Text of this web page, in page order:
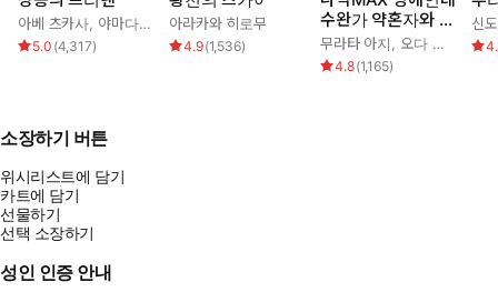
아베 츠카사 야마다 카네히토
5.0 (4,317)
아라카와 히로무
4.9(1,536)
수완가 약혼자와 내
기를 하고 말았다
무라타 아지 오다 히로
4.8(1,165)
신
소장하기 버튼
위시리스트에 담기
카트에 담기
선물하기
선택 소장하기
성인 인증 안내